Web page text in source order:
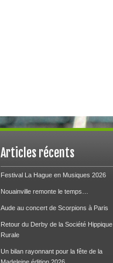
Articles récents
Festival La Hague en Musiques 2026
Nouainville remonte le temps…
Aude au concert de Scorpions à Paris
Retour du Derby de la Société Hippique
Rurale
Un bilan rayonnant pour la fête de la